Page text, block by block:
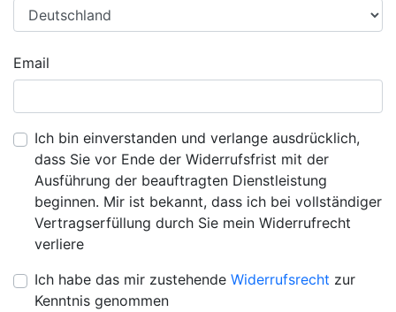
Email
Ich bin einverstanden und verlange ausdrücklich,
dass Sie vor Ende der Widerrufsfrist mit der
Ausführung der beauftragten Dienstleistung
beginnen. Mir ist bekannt, dass ich bei vollständiger
Vertragserfüllung durch Sie mein Widerrufrecht
verliere
Ich habe das mir zustehende Widerrufsrecht zur
Kenntnis genommen